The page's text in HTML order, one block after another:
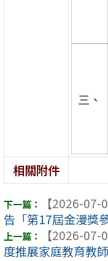
三、
相關附件
【2026-07-
告「第17屆金漫獎
【2026-07-
度推展家庭教育教